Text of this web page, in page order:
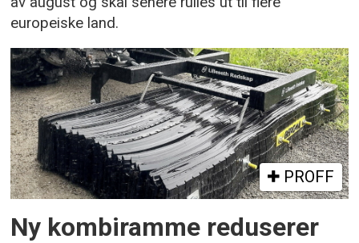
europeiske land.
PROFF
Ny kombiramme reduserer